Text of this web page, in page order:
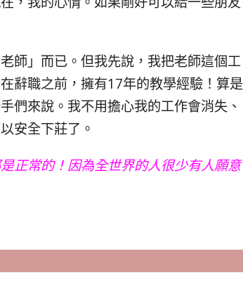
師」而已。但我先說，我把老師這個工
辭職之前，擁有17年的教學經驗！算是
們來說。我不用擔心我的工作會消失、
安全下莊了。
正常的！因為全世界的人很少有人願意